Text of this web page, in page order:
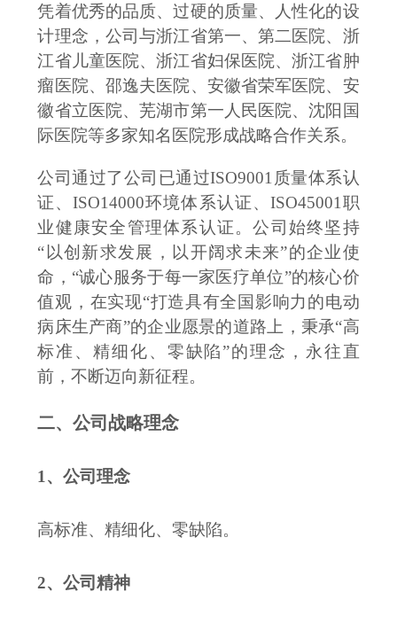
凭着优秀的品质、过硬的质量、人性化的设
计理念，公司与浙江省第一、第二医院、浙
江省儿童医院、浙江省妇保医院、浙江省肿
瘤医院、邵逸夫医院、安徽省荣军医院、安
徽省立医院、芜湖市第一人民医院、沈阳国
际医院等多家知名医院形成战略合作关系。
公司通过了公司已通过ISO9001质量体系认
证、ISO14000环境体系认证、ISO45001职
业健康安全管理体系认证。公司始终坚持
“以创新求发展，以开阔求未来”的企业使
命，“诚心服务于每一家医疗单位”的核心价
值观，在实现“打造具有全国影响力的电动
病床生产商”的企业愿景的道路上，秉承“高
标准、精细化、零缺陷”的理念，永往直
前，不断迈向新征程。
二、公司战略理念
1、公司理念
高标准、精细化、零缺陷。
2、公司精神